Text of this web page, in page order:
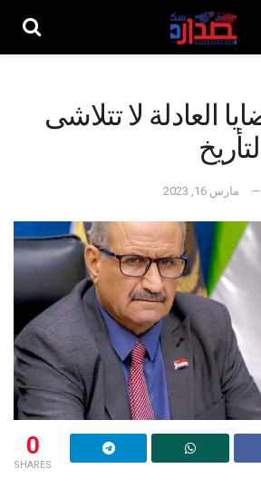
العادلة لا تتلاشى
مارس 16, 2023
0
SHARES